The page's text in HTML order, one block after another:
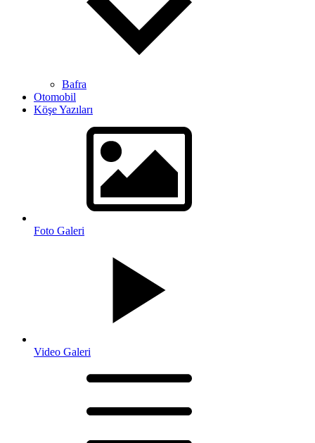
Bafra
Otomobil
Köşe Yazıları
Foto Galeri
Video Galeri